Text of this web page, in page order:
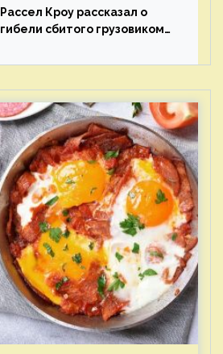
Рассел Кроу рассказал о
гибели сбитого грузовиком